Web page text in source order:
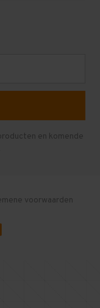
en komende
voorwaarden